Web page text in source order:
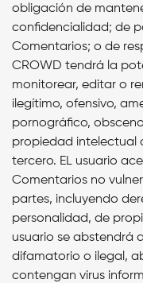
obligación de
confidencialidad; de
Comentarios; o de
CROWD tendrá la
monitorear, editar o
ilegítimo, ofensivo,
pornográfico,
propiedad intelectual
tercero. EL usuario
Comentarios no
partes, incluyendo
personalidad, de
usuario se abstendrá
difamatorio o ilegal,
contengan virus